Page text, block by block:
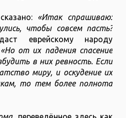
«Итак спрашиваю:
чтобы совсем пасть?
еврейскому народу
«Но от их падения спасение
в них ревность. Если
миру, и оскудение их
то тем более полнота